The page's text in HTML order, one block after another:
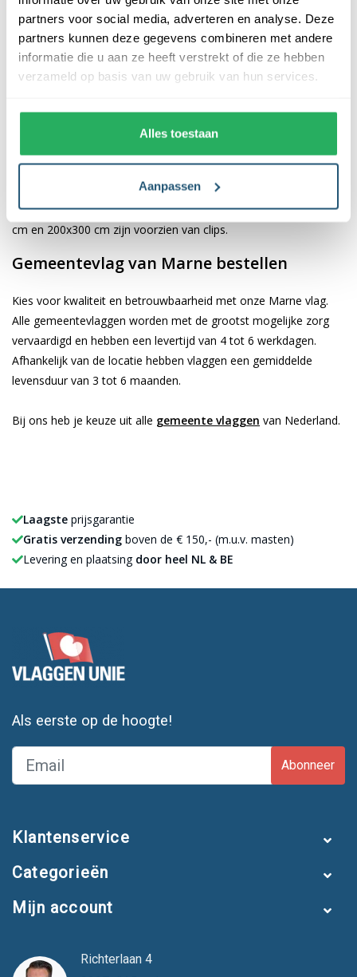
partners voor social media, adverteren en analyse. Deze
partners kunnen deze gegevens combineren met andere
informatie die u aan ze heeft verstrekt of die ze hebben
verzameld op basis van uw gebruik van hun services.
Alles toestaan
Aanpassen
De afwerking van onze vlaggen is van hoge kwaliteit. Ze zijn
voorzien van een sterke kopband en een dubbele stiknaad, wat
bijdraagt aan hun duurzaamheid en stevigheid. Wij bieden de
vlag vanMarneaan in verschillende afmetingen: 40x60 cm,
is er altijd een geschikte maat voor jouw specifieke toepassing
voorzien van verschillende bevestigingsmogelijkheden. De
vlaggen van 40x60 cm, 70x100 cm en 100x150 cm zijn uitgerust
met een koord en lusje, terwijl de grotere maten van 150x225
cm en 200x300 cm zijn voorzien van clips.
Gemeentevlag van Marne bestellen
Kies voor kwaliteit en betrouwbaarheid met onze Marne vlag.
Alle gemeentevlaggen worden met de grootst mogelijke zorg
vervaardigd en hebben een levertijd van 4 tot 6 werkdagen.
Afhankelijk van de locatie hebben vlaggen een gemiddelde
levensduur van 3 tot 6 maanden.
Bij ons heb je keuze uit alle gemeente vlaggen van Nederland.
Laagste prijsgarantie
Gratis verzending boven de € 150,- (m.u.v. masten)
Levering en plaatsing door heel NL & BE
Als eerste op de hoogte!
Abonneer
Klantenservice
Categorieën
Mijn account
Richterlaan 4